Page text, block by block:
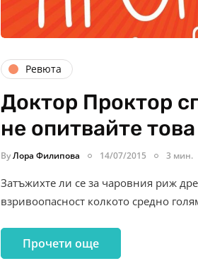
Ревюта
Доктор Проктор
не опитвайте
ByЛора Филипова 14/07/2015 3 мин.
Затъжихте ли се за чаровния риж
взривоопасност колкото средно
Прочети още